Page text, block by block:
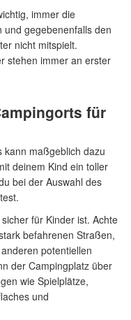
immer die
gegebenenfalls den
nicht mitspielt.
stehen immer an erster
für
kann maßgeblich dazu
deinem Kind ein toller
bei der Auswahl des
für Kinder ist. Achte
befahrenen Straßen,
potentiellen
der Campingplatz über
wie Spielplätze,
und